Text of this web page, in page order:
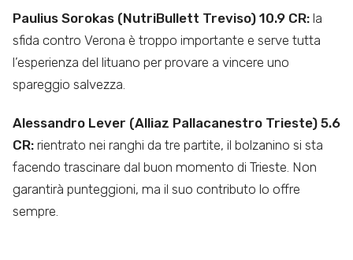
Paulius Sorokas (NutriBullett Treviso) 10.9 CR: la
sfida contro Verona è troppo importante e serve tutta
l’esperienza del lituano per provare a vincere uno
spareggio salvezza.
Alessandro Lever (Alliaz Pallacanestro Trieste) 5.6
CR: rientrato nei ranghi da tre partite, il bolzanino si sta
facendo trascinare dal buon momento di Trieste. Non
garantirà punteggioni, ma il suo contributo lo offre
sempre.